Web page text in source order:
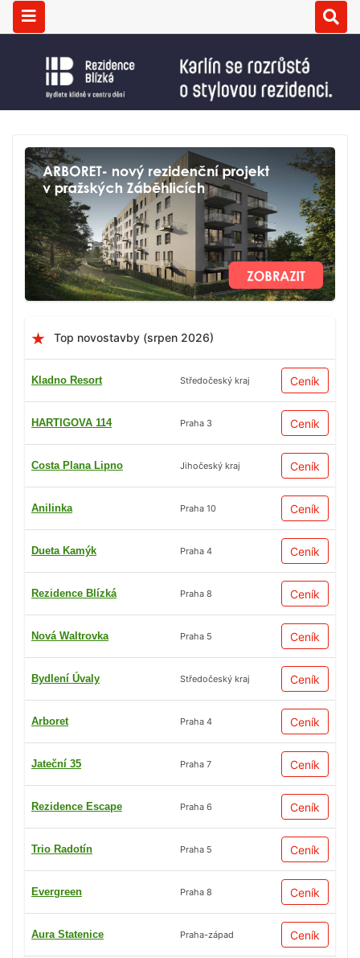
Top novostavby (srpen 2026)
Kladno Resort Středočeský kraj Ceník
HARTIGOVA 114 Praha 3 Ceník
Costa Plana Lipno Jihočeský kraj Ceník
Anilinka Praha 10 Ceník
Dueta Kamýk Praha 4 Ceník
Rezidence Blízká Praha 8 Ceník
Nová Waltrovka Praha 5 Ceník
Bydlení Úvaly Středočeský kraj Ceník
Arboret Praha 4 Ceník
Jateční 35 Praha 7 Ceník
Rezidence Escape Praha 6 Ceník
Trio Radotín Praha 5 Ceník
Evergreen Praha 8 Ceník
Aura Statenice Praha-západ Ceník